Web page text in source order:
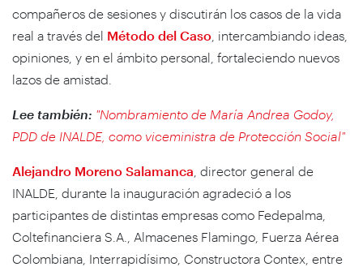
compañeros de sesiones y discutirán los casos de la vida
real a través del Método del Caso , intercambiando ideas,
opiniones, y en el ámbito personal, fortaleciendo nuevos
lazos de amistad.
Lee también: "Nombramiento de María Andrea Godoy,
PDD de INALDE, como viceministra de Protección Social"
Alejandro Moreno Salamanca , director general de
INALDE, durante la inauguración agradeció a los
participantes de distintas empresas como Fedepalma,
Coltefinanciera S.A., Almacenes Flamingo, Fuerza Aérea
Colombiana, Interrapidísimo, Constructora Contex, entre